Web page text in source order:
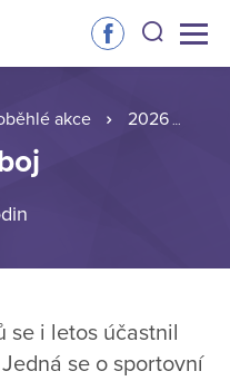
akce 2026
se i letos účastnil
se o sportovní